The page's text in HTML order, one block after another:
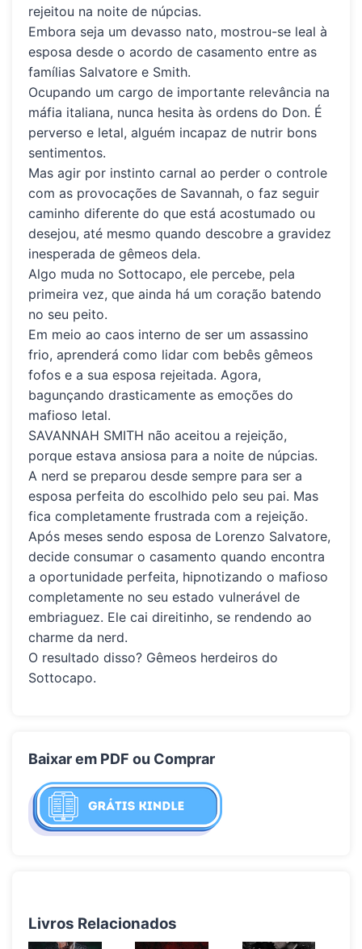
rejeitou na noite de núpcias.
Embora seja um devasso nato, mostrou-se leal à
esposa desde o acordo de casamento entre as
famílias Salvatore e Smith.
Ocupando um cargo de importante relevância na
máfia italiana, nunca hesita às ordens do Don. É
perverso e letal, alguém incapaz de nutrir bons
sentimentos.
Mas agir por instinto carnal ao perder o controle
com as provocações de Savannah, o faz seguir
caminho diferente do que está acostumado ou
desejou, até mesmo quando descobre a gravidez
inesperada de gêmeos dela.
Algo muda no Sottocapo, ele percebe, pela
primeira vez, que ainda há um coração batendo
no seu peito.
Em meio ao caos interno de ser um assassino
frio, aprenderá como lidar com bebês gêmeos
fofos e a sua esposa rejeitada. Agora,
bagunçando drasticamente as emoções do
mafioso letal.
SAVANNAH SMITH não aceitou a rejeição,
porque estava ansiosa para a noite de núpcias.
A nerd se preparou desde sempre para ser a
esposa perfeita do escolhido pelo seu pai. Mas
fica completamente frustrada com a rejeição.
Após meses sendo esposa de Lorenzo Salvatore,
decide consumar o casamento quando encontra
a oportunidade perfeita, hipnotizando o mafioso
completamente no seu estado vulnerável de
embriaguez. Ele cai direitinho, se rendendo ao
charme da nerd.
O resultado disso? Gêmeos herdeiros do
Sottocapo.
Baixar em PDF ou Comprar
Livros Relacionados